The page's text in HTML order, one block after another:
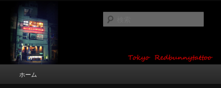
ン
ツ
東京 タトゥースタジオ 吉祥寺 Red
Bunny Tattoo タトゥーデザイン・タ
トゥー画像
タトゥーデザイン・画像の紹介（和彫り・ワンポイント・girl tattoo）
ホーム